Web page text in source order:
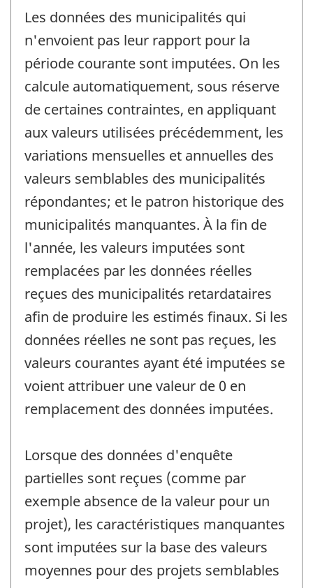
Les données des municipalités qui
n'envoient pas leur rapport pour la
période courante sont imputées. On les
calcule automatiquement, sous réserve
de certaines contraintes, en appliquant
aux valeurs utilisées précédemment, les
variations mensuelles et annuelles des
valeurs semblables des municipalités
répondantes; et le patron historique des
municipalités manquantes. À la fin de
l'année, les valeurs imputées sont
remplacées par les données réelles
reçues des municipalités retardataires
afin de produire les estimés finaux. Si les
données réelles ne sont pas reçues, les
valeurs courantes ayant été imputées se
voient attribuer une valeur de 0 en
remplacement des données imputées.
Lorsque des données d'enquête
partielles sont reçues (comme par
exemple absence de la valeur pour un
projet), les caractéristiques manquantes
sont imputées sur la base des valeurs
moyennes pour des projets semblables